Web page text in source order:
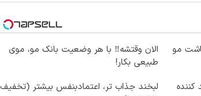
مو
الان وقتشه‼️ با هر وضعیت بانک مو، موی
طبیعی بکار!
کننده
لبخند جذاب تر، اعتمادبنفس بیشتر (تخفیف